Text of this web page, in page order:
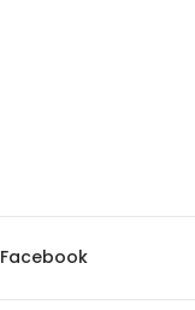
Facebook